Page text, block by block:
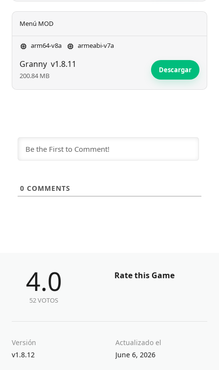
Menú MOD
arm64-v8a armeabi-v7a
Granny v1.8.11
200.84 MB
Descargar
0 COMMENTS
4.0
52 VOTOS
Rate this Game
Versión
v1.8.12
Actualizado el
June 6, 2026